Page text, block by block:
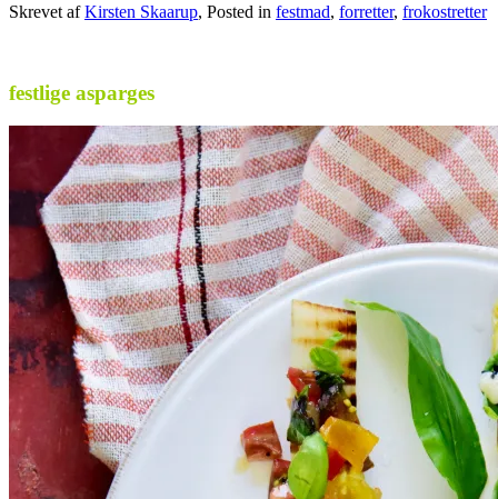
Skrevet afKirsten Skaarup, Posted in festmad, forretter, frokostretter
festlige asparges